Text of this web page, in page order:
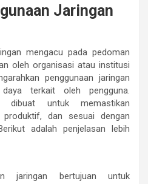
Jaringan
mengacu pada pedoman
oleh organisasi atau institusi
penggunaan jaringan
terkait oleh pengguna.
dibuat untuk memastikan
produktif, dan sesuai dengan
adalah penjelasan lebih
jaringan bertujuan untuk